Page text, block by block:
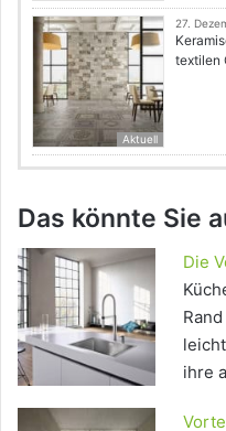
Aktuell
27.
textilen
Das könnte Sie
Die
ihre